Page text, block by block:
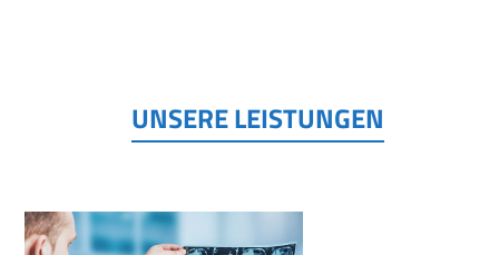
UNSERE LEISTUNGEN